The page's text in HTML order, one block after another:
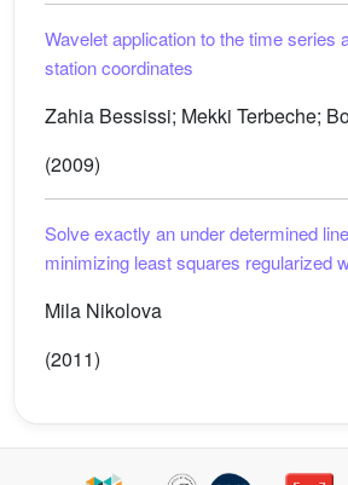
Wavelet application to the time series
station coordinates
Zahia Bessissi; Mekki Terbeche;
(2009)
Solve exactly an under determined
minimizing least squares regularized
Mila Nikolova
(2011)